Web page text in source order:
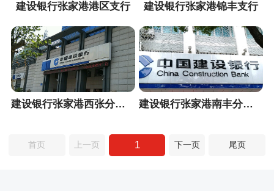
建设银行张家港港区支行 建设银行张家港锦丰支行
建设银行张家港西张分理处 建设银行张家港南丰分理处
首页 上一页 1 下一页 尾页